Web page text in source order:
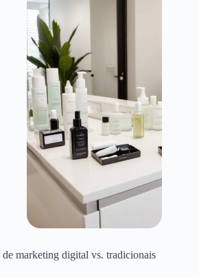
marketing digital vs. tradicionais